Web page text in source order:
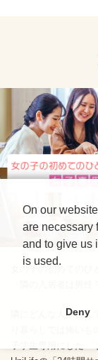
隣にどんな人が住
り暮らしでは怖い
On our
are necessary
and to give us
is used.
Deny